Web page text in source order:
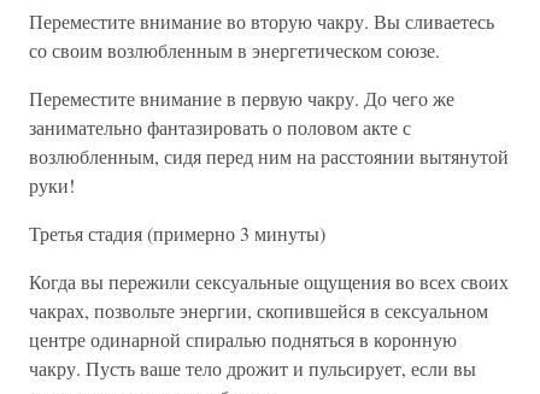
Переместите внимание во вторую чакру. Вы сливаетесь
со своим возлюбленным в энергетическом союзе.
Переместите внимание в первую чакру. До чего же
занимательно фантазировать о половом акте с
возлюбленным, сидя перед ним на расстоянии вытянутой
руки!
Третья стадия (примерно 3 минуты)
Когда вы пережили сексуальные ощущения во всех своих
чакрах, позвольте энергии, скопившейся в сексуальном
центре одинарной спиралью подняться в коронную
чакру. Пусть ваше тело дрожит и пульсирует, если вы